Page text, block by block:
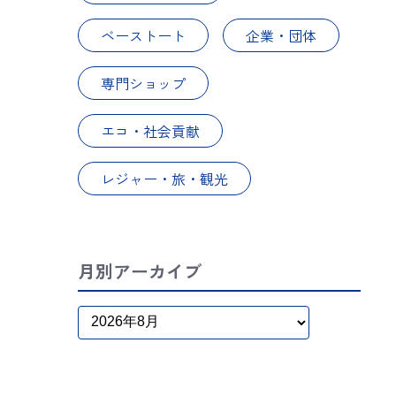
ベーストート 企業・団体
専門ショップ
エコ・社会貢献
レジャー・旅・観光
月別アーカイブ